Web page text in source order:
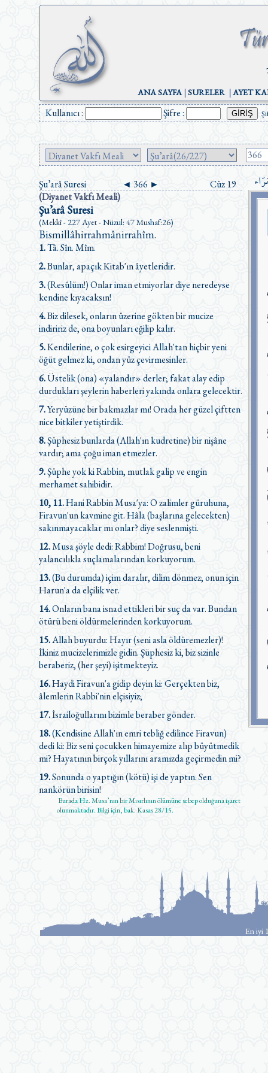
ANA SAYFA|SURELER|AYET
Kullanıcı : Şifre :
Şu’arâ Suresi ◄ 366 ►
Cüz 19
(Diyanet Vakfı Meali)
Şu’arâ Suresi
(Mekkî - 227 Ayet - Nüzul: 47 Mushaf:26)
Bismillâhirrahmânirrahîm.
1.Tâ. Sîn. Mîm.
2.Bunlar, apaçık Kitab'ın âyetleridir.
3.(Resûlüm!) Onlar iman etmiyorlar diye neredeyse
kendine kıyacaksın!
4.Biz dilesek, onların üzerine gökten bir mucize
indiririz de, ona boyunları eğilip kalır.
5.Kendilerine, o çok esirgeyici Allah'tan hiçbir yeni
öğüt gelmez ki, ondan yüz çevirmesinler.
6.Üstelik (ona) «yalandır» derler; fakat alay edip
durdukları şeylerin haberleri yakında onlara gelecektir.
7.Yeryüzüne bir bakmazlar mı! Orada her güzel çiftten
nice bitkiler yetiştirdik.
8.Şüphesiz bunlarda (Allah'ın kudretine) bir nişâne
vardır; ama çoğu iman etmezler.
9.Şüphe yok ki Rabbin, mutlak galip ve engin
merhamet sahibidir.
10, 11.Hani Rabbin Musa'ya: O zalimler güruhuna,
Firavun'un kavmine git. Hâla (başlarına gelecekten)
sakınmayacaklar mı onlar? diye seslenmişti.
12.Musa şöyle dedi: Rabbim! Doğrusu, beni
yalancılıkla suçlamalarından korkuyorum.
13.(Bu durumda) içim daralır, dilim dönmez; onun için
Harun'a da elçilik ver.
14.Onların bana isnad ettikleri bir suç da var. Bundan
ötürü beni öldürmelerinden korkuyorum.
15.Allah buyurdu: Hayır (seni asla öldüremezler)!
İkiniz mucizelerimizle gidin. Şüphesiz ki, biz sizinle
beraberiz, (her şeyi) işitmekteyiz.
16.Haydi Firavun'a gidip deyin ki: Gerçekten biz,
âlemlerin Rabbi'nin elçisiyiz;
17.İsrailoğullarını bizimle beraber gönder.
18.(Kendisine Allah'ın emri tebliğ edilince Firavun)
dedi ki: Biz seni çocukken himayemize alıp büyütmedik
mi? Hayatının birçok yıllarını aramızda geçirmedin mi?
19.Sonunda o yaptığın (kötü) işi de yaptın. Sen
nankörün birisin!
Burada Hz. Musa’nın bir Mısırlının ölümüne sebep olduğuna işaret
olunmaktadır. Bilgi için, bak. Kasas 28/15.
En iyi